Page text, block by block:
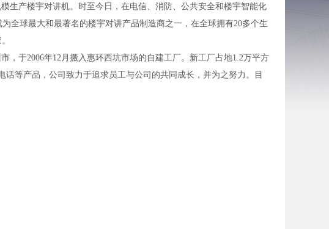
生产楼宇对讲机。时至今日，在电信、消防、公共安全和楼宇智能化
全球最大和最著名的楼宇对讲产品制造商之一，在全球拥有20多个生
，于2006年12月搬入惠环西坑市场的自建工厂。新工厂占地1.2万平方
等产品，公司致力于追求员工与公司的共同成长，并为之努力。目
中心，.
公司便是。或者乘坐27路车到惠台路口下车，然后打摩的（3元），